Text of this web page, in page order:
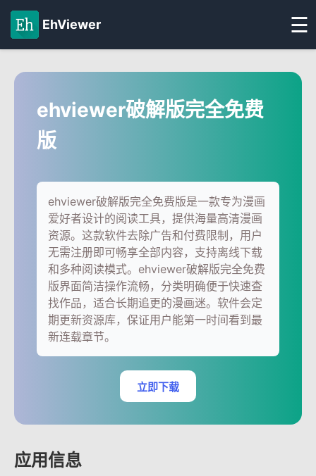
EhViewer ☰
ehviewer破解版完全免费
版
ehviewer破解版完全免费版是一款专为漫画
爱好者设计的阅读工具，提供海量高清漫画
资源。这款软件去除广告和付费限制，用户
无需注册即可畅享全部内容，支持离线下载
和多种阅读模式。ehviewer破解版完全免费
版界面简洁操作流畅，分类明确便于快速查
找作品，适合长期追更的漫画迷。软件会定
期更新资源库，保证用户能第一时间看到最
新连载章节。
立即下载
应用信息